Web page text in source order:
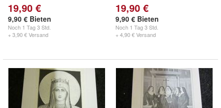
19,90 €
9,90 € Bieten
Noch 1 Tag 3 Std.
+ 3,90 € Versand
19,90 €
9,90 € Bieten
Noch 1 Tag 3 Std.
+ 4,90 € Versand